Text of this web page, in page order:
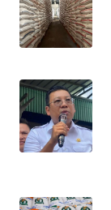
WN
SERAMBI
WN
JAMBI
WN
WN